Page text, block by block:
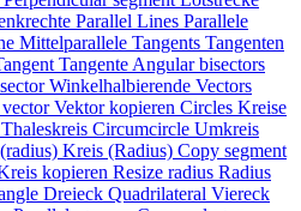
Parallel Lines Parallele
Mittelparallele Tangents Tangenten
Tangente Angular bisectors
Winkelhalbierende Vectors
Vektor kopieren Circles Kreise
Thaleskreis Circumcircle Umkreis
Kreis (Radius) Copy segment
kopieren Resize radius Radius
Dreieck Quadrilateral Viereck